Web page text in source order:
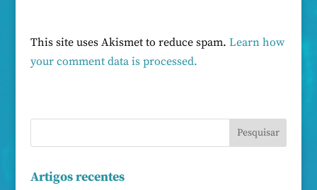
This site uses Akismet to reduce spam. Learn how
your comment data is processed.
Artigos recentes